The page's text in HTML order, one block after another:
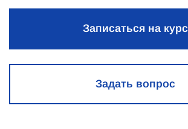
Записаться на курс
Задать вопрос